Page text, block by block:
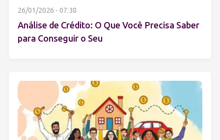
26/01/2026 - 07:38
Análise de Crédito: O Que Você Precisa Saber
para Conseguir o Seu